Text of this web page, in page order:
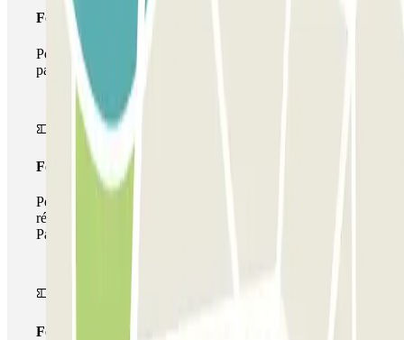
Forfait Simple
Pendant votre séjour, vous ne pourrez entrer et sortir du
parking qu'une seule fois
Forfait de stationnement multiple
Pendant votre séjour, vous pouvez utiliser l'ensemble du
réseau de parkings de cet opérateur disponible sur
Parclick.
Forfait illimité